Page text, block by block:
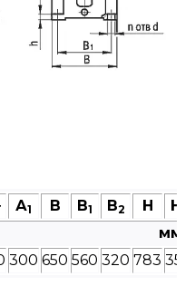
А1 В В1 В2 Н Н
мм
300 650 560 320 783 355